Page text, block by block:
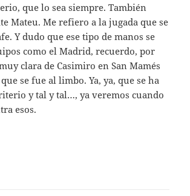
que lo sea siempre. También
Mateu. Me refiero a la jugada que se
Y dudo que ese tipo de manos se
como el Madrid, recuerdo, por
clara de Casimiro en San Mamés
se fue al limbo. Ya, ya, que se ha
y tal y tal…, ya veremos cuando
esos.